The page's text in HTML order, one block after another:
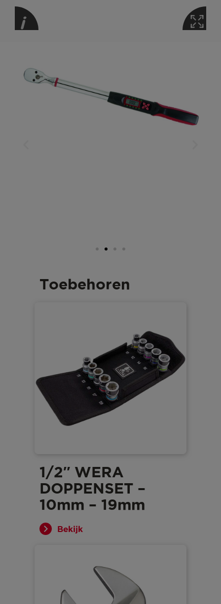
Toebehoren
1/2″ WERA
DOPPENSET –
10mm – 19mm
Bekijk